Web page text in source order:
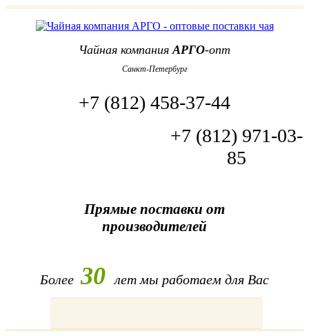
Чайная компанияАРГО-опт
Санкт-Петербург
+7 (812) 458-37-44
+7 (812) 971-03-
85
Прямые поставки от
производителей
Более30 летмы работаем для Вас